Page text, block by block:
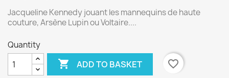
Jacqueline Kennedy jouant les mannequins de haute
couture, Arsène Lupin ou Voltaire....
Quantity
 ADD TO BASKET
favorite_border